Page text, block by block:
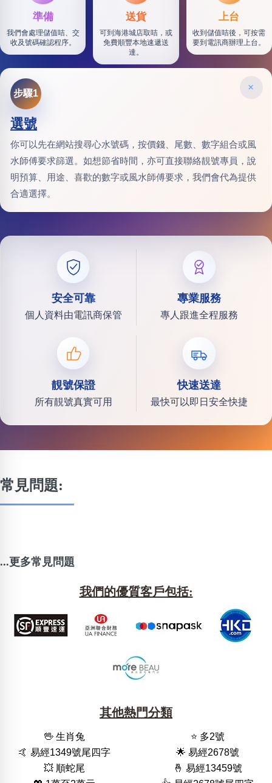
準備
我們會處理儲值咭、交
收及號碼確認程序。
送貨
可到海港城店取咭，或
免費順豐本地速遞送
達。
上台
收到儲值咭後，可按需
要到電訊商辦理上台。
×
步驟1
選號
你可以先在網站搜尋心水號碼，按價錢、尾數、數字組合或風
水師傅要求篩選。如想節省時間，亦可直接聯絡靚號專員，說
明預算、用途、喜歡的數字或風水師傅要求，我們會代為提供
合適選擇。
安全可靠
個人資料由電訊商保管
專業服務
專人跟進全程服務
靚號保證
所有靚號真實可用
快速送達
最快可以即日安全快捷
常見問題:
...更多常見問題
我們的優質客戶包括:
其他熱門分類
🖖 生肖兔
⭐️ 多2號
🤙 易經1349號尾四字
🌟 易經2678號
💥 順蛇尾
🤞 易經13459號